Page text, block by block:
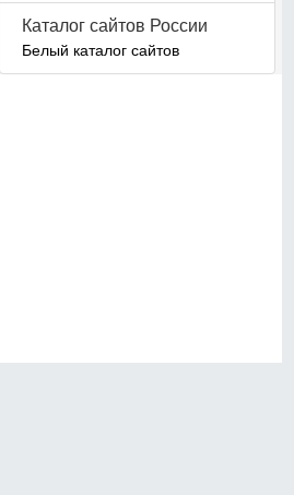
Каталог сайтов России
Белый каталог сайтов